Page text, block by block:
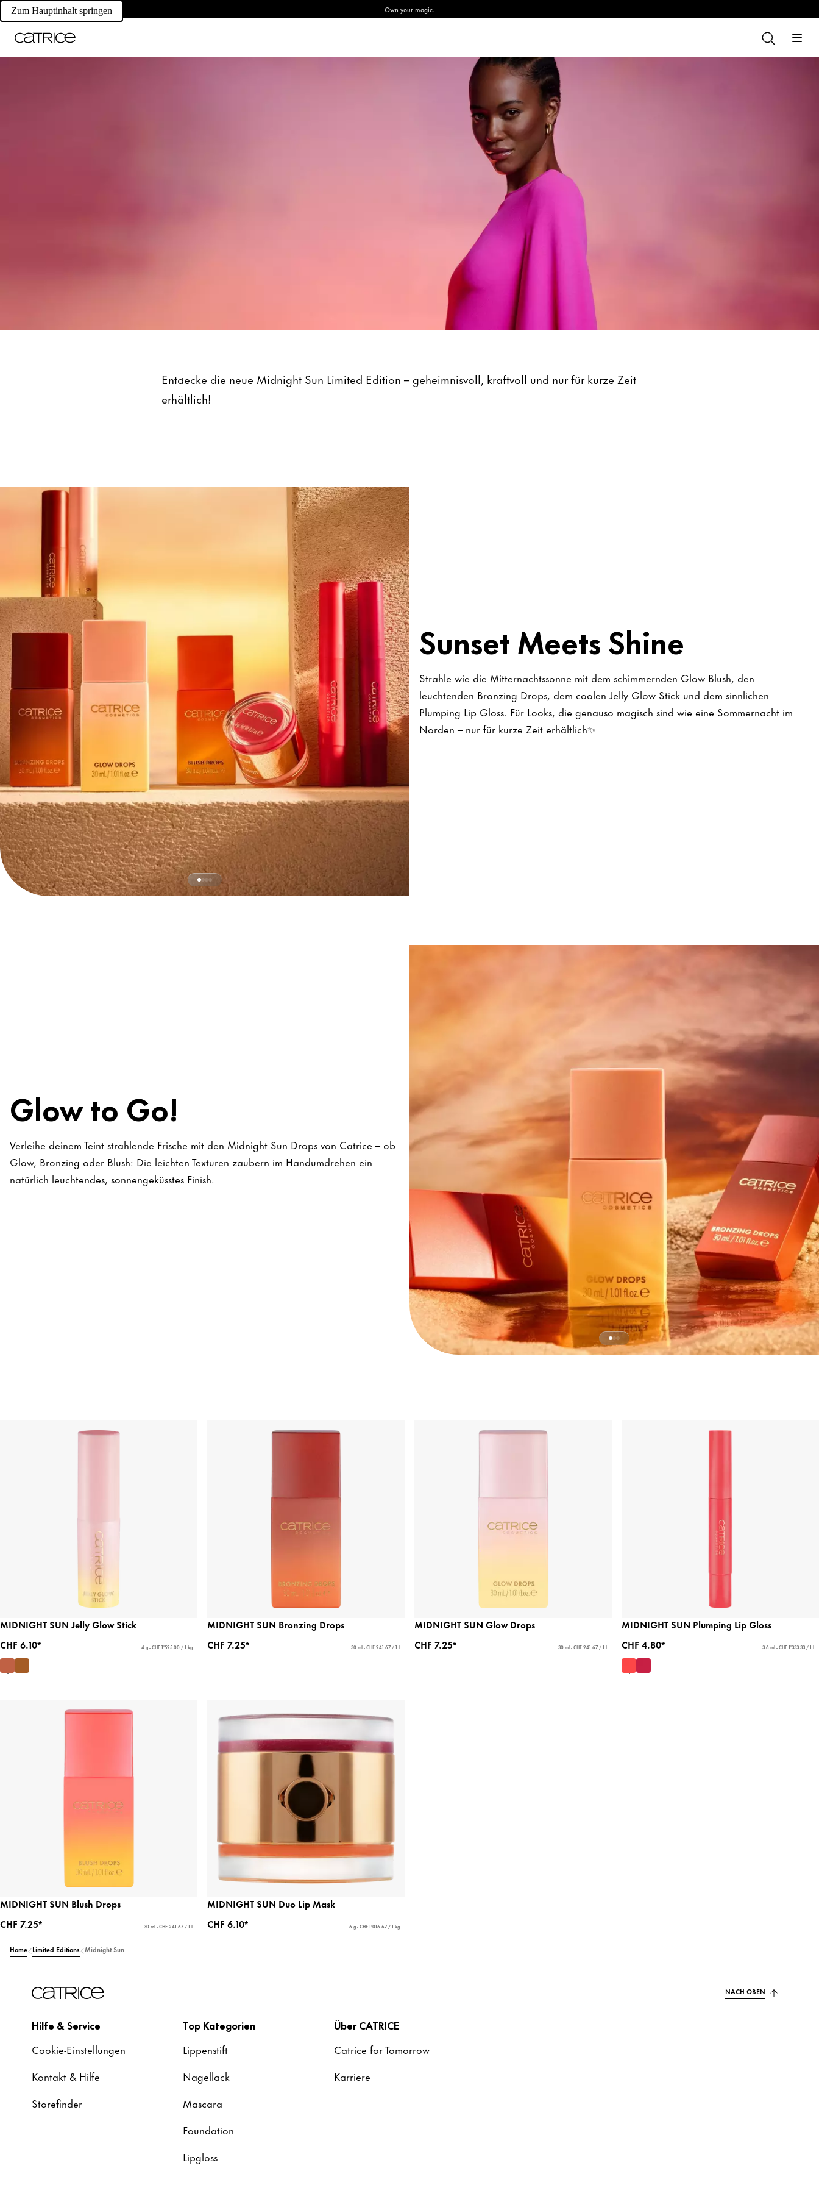
Zum Hauptinhalt springen Own your magic.
Midnight SunEntdecke die neue Midnight Sun Limited Edition – geheimnisvoll, kraftvoll und nur für kurze Zeit
erhältlich!
Sunset Meets Shine
Strahle wie die Mitternachtssonne mit dem schimmernden Glow Blush, den
leuchtenden Bronzing Drops, dem coolen Jelly Glow Stick und dem sinnlichen
Plumping Lip Gloss. Für Looks, die genauso magisch sind wie eine Sommernacht im
Norden – nur für kurze Zeit erhältlich✨
Glow to Go!
Verleihe deinem Teint strahlende Frische mit den Midnight Sun Drops von Catrice – ob
Glow, Bronzing oder Blush: Die leichten Texturen zaubern im Handumdrehen ein
natürlich leuchtendes, sonnengeküsstes Finish.
MIDNIGHT SUN Jelly Glow Stick
CHF 6.10*
4 g - CHF 1'525.00 / 1 kg
MIDNIGHT SUN Bronzing Drops
CHF 7.25*
30 ml - CHF 241.67 / 1 l
MIDNIGHT SUN Glow Drops
CHF 7.25*
30 ml - CHF 241.67 / 1 l
MIDNIGHT SUN Plumping Lip Gloss
CHF 4.80*
3.6 ml - CHF 1'333.33 / 1 l
MIDNIGHT SUN Blush Drops
CHF 7.25*
30 ml - CHF 241.67 / 1 l
MIDNIGHT SUN Duo Lip Mask
CHF 6.10*
6 g - CHF 1'016.67 / 1 kg
Home Limited Editions Midnight Sun
NACH OBEN
Hilfe & Service
Cookie-Einstellungen
Kontakt & Hilfe
Storefinder
Top Kategorien
Lippenstift
Nagellack
Mascara
Foundation
Lipgloss
Über CATRICE
Catrice for Tomorrow
Karriere